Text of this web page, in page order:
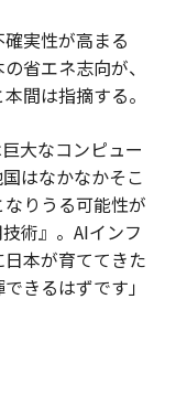
実性が高まる
省エネ志向が、
間は指摘する。
大なコンピュー
はなかなかそこ
りうる可能性が
術』。AIインフ
本が育ててきた
きるはずです」